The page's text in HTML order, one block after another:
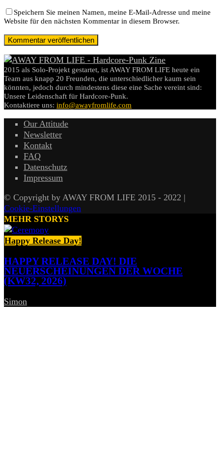
Speichern Sie meinen Namen, meine E-Mail-Adresse und meine
Website für den nächsten Kommentar in diesem Browser.
2015 als Solo-Projekt gestartet, ist AWAY FROM LIFE heute ein
Team aus knapp 20 Freunden, die unterschiedlicher kaum sein
könnten, jedoch durch mindestens diese eine Sache vereint sind:
Unsere Leidenschaft für Hardcore-Punk.
Kontaktiere uns: info@awayfromlife.com
Our Attitude
Newsletter
Kontakt
FAQ
Datenschutz
Impressum
© Copyright by AWAY FROM LIFE 2015 - 2022 |
Cookie-Einstellungen
MEHR STORYS
Happy Release Day!
HAPPY RELEASE DAY! DIE
NEUERSCHEINUNGEN DER WOCHE
(KW32, 2026)
Simon